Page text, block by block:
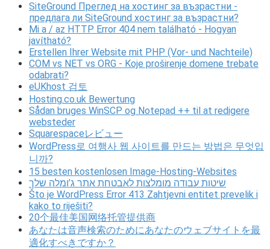
SiteGround Преглед на хостинг за възрастни -
предлага ли SiteGround хостинг за възрастни?
Mi a / az HTTP Error 404 nem található - Hogyan
javítható?
Erstellen Ihrer Website mit PHP (Vor- und Nachteile)
COM vs NET vs ORG - Koje proširenje domene trebate
odabrati?
eUKhost 검토
Hosting.co.uk Bewertung
Sådan bruges WinSCP og Notepad ++ til at redigere
websteder
Squarespaceレビュー
WordPress로 여행사 웹 사이트를 만드는 방법은 무엇입
니까?
15 besten kostenlosen Image-Hosting-Websites
שיטות עבודה מומלצות לאבטחת אתר ג’ומלה שלך
Što je WordPress Error 413 Zahtjevni entitet prevelik i
kako to riješiti?
20个最佳美国网络托管提供商
あなたは音声検索のためにあなたのウェブサイトを最
適化すべきですか？